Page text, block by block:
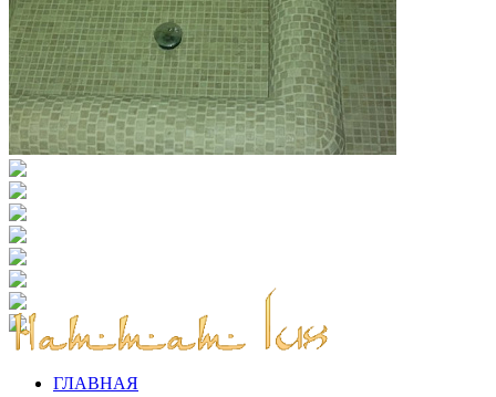
ГЛАВНАЯ